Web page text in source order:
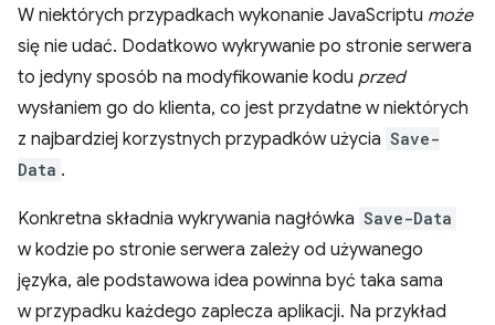
W niektórych przypadkach wykonanie JavaScriptu może
się nie udać. Dodatkowo wykrywanie po stronie serwera
to jedyny sposób na modyfikowanie kodu przed
wysłaniem go do klienta, co jest przydatne w niektórych
z najbardziej korzystnych przypadków użycia Save-
Data .
Konkretna składnia wykrywania nagłówka Save-Data
w kodzie po stronie serwera zależy od używanego
języka, ale podstawowa idea powinna być taka sama
w przypadku każdego zaplecza aplikacji. Na przykład